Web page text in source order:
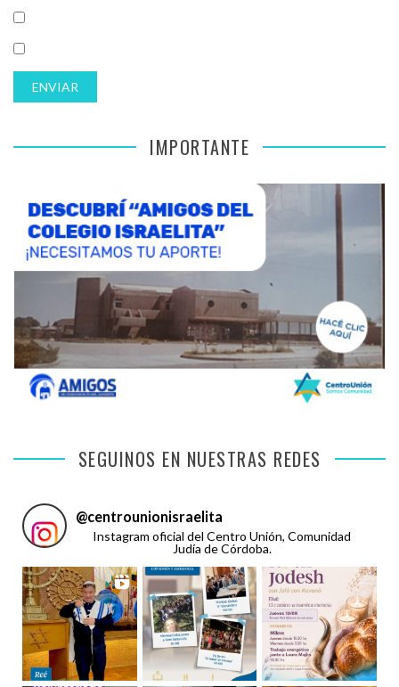
IMPORTANTE
SEGUINOS EN NUESTRAS REDES
@centrounionisraelita
Instagram oficial del Centro Unión, Comunidad
Judía de Córdoba.